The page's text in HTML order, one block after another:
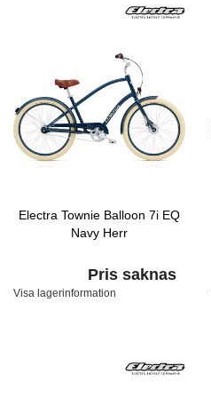
Electra Townie Balloon 7i EQ
Navy Herr
Pris saknas
Visa lagerinformation